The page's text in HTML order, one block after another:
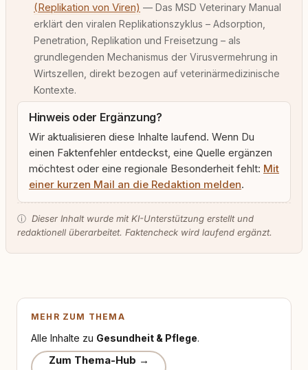
(Replikation von Viren) — Das MSD Veterinary Manual
erklärt den viralen Replikationszyklus – Adsorption,
Penetration, Replikation und Freisetzung – als
grundlegenden Mechanismus der Virusvermehrung in
Wirtszellen, direkt bezogen auf veterinärmedizinische
Kontexte.
Hinweis oder Ergänzung?
Wir aktualisieren diese Inhalte laufend. Wenn Du
einen Faktenfehler entdeckst, eine Quelle ergänzen
möchtest oder eine regionale Besonderheit fehlt: Mit
einer kurzen Mail an die Redaktion melden.
ⓘ Dieser Inhalt wurde mit KI-Unterstützung erstellt und
redaktionell überarbeitet. Faktencheck wird laufend ergänzt.
MEHR ZUM THEMA
Alle Inhalte zu Gesundheit & Pflege.
Zum Thema-Hub →